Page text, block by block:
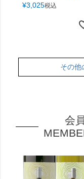
¥3,025税込
その
会